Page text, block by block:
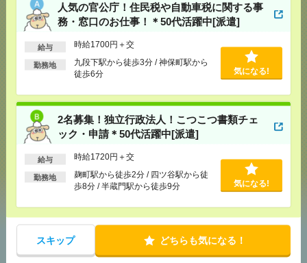
人気の官公庁！住民税や自動車税に関する事
務・窓口のお仕事！＊50代活躍中[派遣]
給与 時給1700円＋交
勤務地
九段下駅から徒歩3分 / 神保町駅から
徒歩6分
気になる!
2名募集！独立行政法人！こつこつ書類チェ
ック・申請＊50代活躍中[派遣]
給与 時給1720円＋交
勤務地
麹町駅から徒歩2分 / 四ツ谷駅から徒
歩8分 / 半蔵門駅から徒歩9分
気になる!
スキップ どちらも気になる！
応募ページへ
メール で送る
シェア ツイート ブックマーク
あなたの閲覧履歴からの